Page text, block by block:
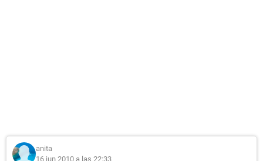
anita
16 jun 2010 a las 22:33